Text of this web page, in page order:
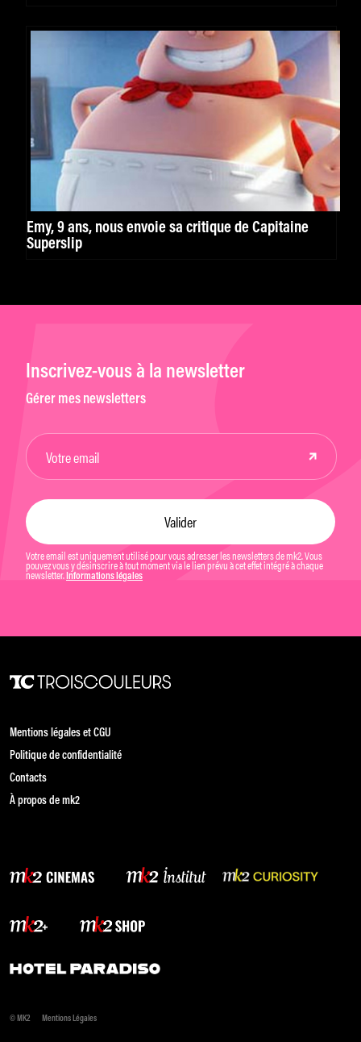
Emy, 9 ans, nous envoie sa critique de Capitaine
Superslip
Inscrivez-vous à la newsletter
Gérer mes newsletters
Votre email est uniquement utilisé pour vous adresser les newsletters de mk2. Vous
pouvez vous y désinscrire à tout moment via le lien prévu à cet effet intégré à chaque
newsletter. Informations légales
Mentions légales et CGU
Politique de confidentialité
Contacts
À propos de mk2
© MK2 Mentions Légales